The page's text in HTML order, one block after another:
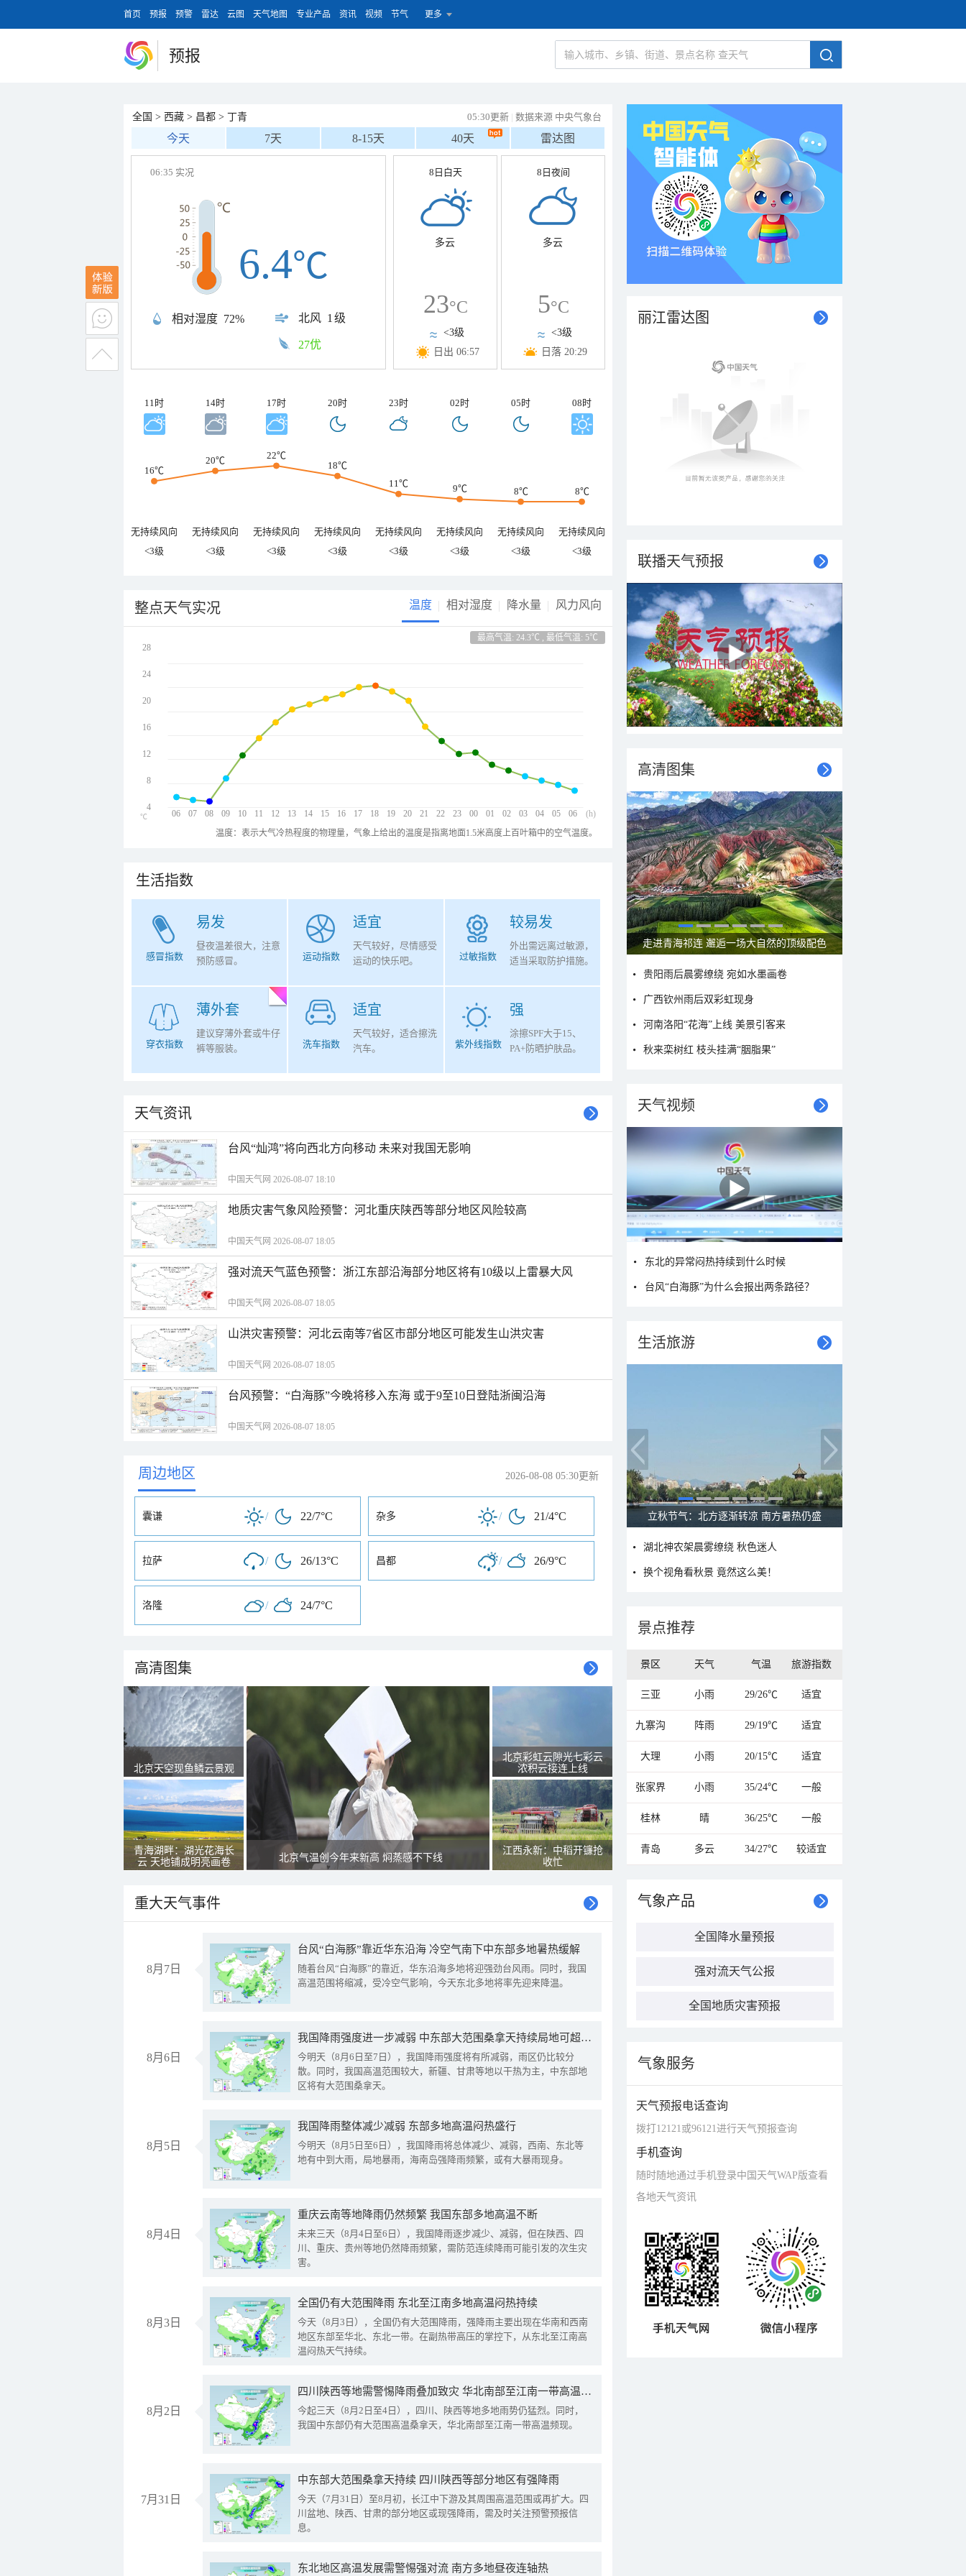
首页 预报 预警 雷达 云图 天气地图 专业产品 资讯 视频 节气 更多
预报
全国 > 西藏 > 昌都 > 丁青 05:30更新 | 数据来源 中央气象台
今天 7天 8-15天 40天 雷达图
06:35 实况
相对湿度 72% 北风 1级
6.4℃
27优
8日白天
多云
23°C
<3级
日出 06:57
8日夜间
多云
5°C
<3级
日落 20:29
11时 14时 17时 20时 23时 02时 05时 08时
16℃
20℃
22℃
18℃
11℃
9℃ 8℃ 8℃
无持续风向 无持续风向 无持续风向 无持续风向 无持续风向 无持续风向 无持续风向
无持续风向
<3级
<3级 <3级 <3级 <3级 <3级 <3级 <3级
整点天气实况 温度 相对湿度 降水量 风力风向
最高气温: 24.3℃ , 最低气温: 5℃
06 07 08 09 10 11 12 13 14 15 16 17 18 19 20 21 22 23 00 01 02 03 04 05 06
28
24
20
16
12
8
4
(h)
℃
温度：表示大气冷热程度的物理量，气象上给出的温度是指离地面1.5米高度上百叶箱中的空气温度。
生活指数
易发
感冒指数
昼夜温差很大，注意
预防感冒。
适宜
运动指数
天气较好，尽情感受
运动的快乐吧。
较易发
过敏指数
外出需远离过敏源，
适当采取防护措施。
薄外套
穿衣指数
建议穿薄外套或牛仔
裤等服装。
适宜
洗车指数
天气较好，适合擦洗
汽车。
强
紫外线指数
涂擦SPF大于15、
PA+防晒护肤品。
天气资讯
台风“灿鸿”将向西北方向移动 未来对我国无影响
中国天气网 2026-08-07 18:10
地质灾害气象风险预警：河北重庆陕西等部分地区风险较高
中国天气网 2026-08-07 18:05
强对流天气蓝色预警：浙江东部沿海部分地区将有10级以上雷暴大风
中国天气网 2026-08-07 18:05
山洪灾害预警：河北云南等7省区市部分地区可能发生山洪灾害
中国天气网 2026-08-07 18:05
台风预警：“白海豚”今晚将移入东海 或于9至10日登陆浙闽沿海
中国天气网 2026-08-07 18:05
周边地区 2026-08-08 05:30更新
囊谦 / 22/7°C 杂多 / 21/4°C
拉萨 / 26/13°C 昌都 / 26/9°C
洛隆 / 24/7°C
高清图集
北京天空现鱼鳞云景观
青海湖畔：湖光花海长
云 天地铺成明亮画卷
北京气温创今年来新高 焖蒸感不下线
北京彩虹云隙光七彩云
浓积云接连上线
江西永新：中稻开镰抢
收忙
重大天气事件
8月7日
台风“白海豚”靠近华东沿海 冷空气南下中东部多地暑热缓解
随着台风“白海豚”的靠近，华东沿海多地将迎强劲台风雨。同时，我国
高温范围将缩减，受冷空气影响，今天东北多地将率先迎来降温。
8月6日
我国降雨强度进一步减弱 中东部大范围桑拿天持续局地可超38℃
今明天（8月6日至7日），我国降雨强度将有所减弱，雨区仍比较分
散。同时，我国高温范围较大，新疆、甘肃等地以干热为主，中东部地
区将有大范围桑拿天。
8月5日
我国降雨整体减少减弱 东部多地高温闷热盛行
今明天（8月5日至6日），我国降雨将总体减少、减弱，西南、东北等
地有中到大雨，局地暴雨，海南岛强降雨频繁，或有大暴雨现身。
8月4日
重庆云南等地降雨仍然频繁 我国东部多地高温不断
未来三天（8月4日至6日），我国降雨逐步减少、减弱，但在陕西、四
川、重庆、贵州等地仍然降雨频繁，需防范连续降雨可能引发的次生灾
害。
8月3日
全国仍有大范围降雨 东北至江南多地高温闷热持续
今天（8月3日），全国仍有大范围降雨，强降雨主要出现在华南和西南
地区东部至华北、东北一带。在副热带高压的掌控下，从东北至江南高
温闷热天气持续。
8月2日
四川陕西等地需警惕降雨叠加致灾 华北南部至江南一带高温频现
今起三天（8月2日至4日），四川、陕西等地多地雨势仍猛烈。同时，
我国中东部仍有大范围高温桑拿天，华北南部至江南一带高温频现。
7月31日
中东部大范围桑拿天持续 四川陕西等部分地区有强降雨
今天（7月31日）至8月初，长江中下游及其周围高温范围或再扩大。四
川盆地、陕西、甘肃的部分地区或现强降雨，需及时关注预警预报信
息。
东北地区高温发展需警惕强对流 南方多地昼夜连轴热
丽江雷达图
联播天气预报
高清图集
走进青海祁连 邂逅一场大自然的顶级配色
贵阳雨后晨雾缭绕 宛如水墨画卷
广西钦州雨后双彩虹现身
河南洛阳“花海”上线 美景引客来
秋来栾树红 枝头挂满“胭脂果”
天气视频
东北的异常闷热持续到什么时候
台风“白海豚”为什么会报出两条路径？
生活旅游
立秋节气：北方逐渐转凉 南方暑热仍盛
湖北神农架晨雾缭绕 秋色迷人
换个视角看秋景 竟然这么美！
景点推荐
景区 天气 气温 旅游指数
三亚 小雨 29/26℃ 适宜
九寨沟 阵雨 29/19℃ 适宜
大理 小雨 20/15℃ 适宜
张家界 小雨 35/24℃ 一般
桂林 晴 36/25℃ 一般
青岛 多云 34/27℃ 较适宜
气象产品
全国降水量预报
强对流天气公报
全国地质灾害预报
气象服务
天气预报电话查询
拨打12121或96121进行天气预报查询
手机查询
随时随地通过手机登录中国天气WAP版查看
各地天气资讯